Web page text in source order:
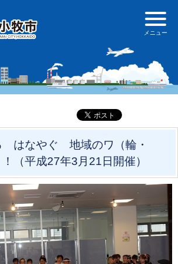
はなやぐ 地域のワ（輪・
（平成27年3月21日開催）